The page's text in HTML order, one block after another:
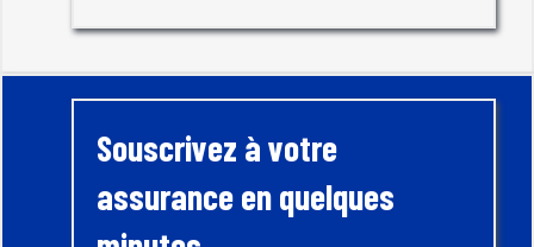
Souscrivez à votre
assurance en quelques